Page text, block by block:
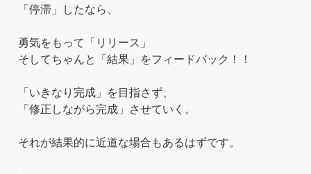
「停滞」したなら、
勇気をもって「リリース」
そしてちゃんと「結果」をフィードバック！！
「いきなり完成」を目指さず、
「修正しながら完成」させていく。
それが結果的に近道な場合もあるはずです。